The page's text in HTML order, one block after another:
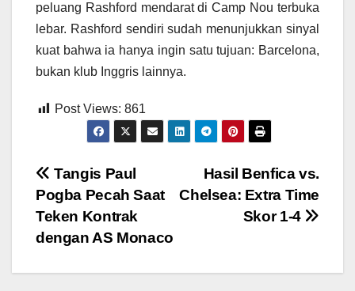
peluang Rashford mendarat di Camp Nou terbuka
lebar. Rashford sendiri sudah menunjukkan sinyal
kuat bahwa ia hanya ingin satu tujuan: Barcelona,
bukan klub Inggris lainnya.
Post Views: 861
Post
navigation
Hasil Benfica vs.
Chelsea: Extra Time
Skor 1-4
Tangis Paul
Pogba Pecah Saat
Teken Kontrak
dengan AS Monaco